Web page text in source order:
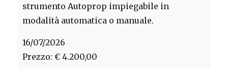
strumento Autoprop impiegabile in
modalità automatica o manuale.
16/07/2026
Prezzo: € 4.200,00